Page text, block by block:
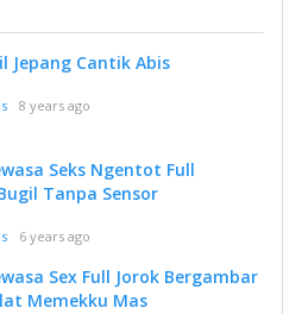
Jepang Cantik Abis
8 years ago
Seks Ngentot Full
Tanpa Sensor
6 years ago
Sex Full Jorok Bergambar
Memekku Mas